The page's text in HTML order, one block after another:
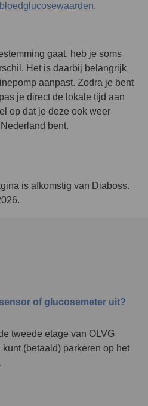
.
gaat, heb je soms
Het is daarbij belangrijk
aanpast. Zodra je bent
je direct de lokale tijd aan
op dat je deze ook weer
bent.
is afkomstig van Diaboss.
of glucosemeter uit?
tweede etage van OLVG
kunt (betaald) parkeren op het